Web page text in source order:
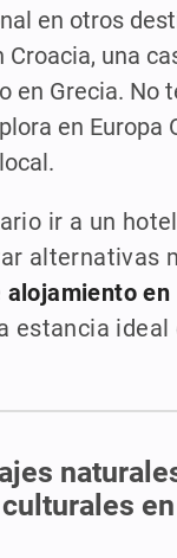
en otros
una
en Grecia. No
en Europa
ir a un
alternativas
alojamiento en
estancia ideal